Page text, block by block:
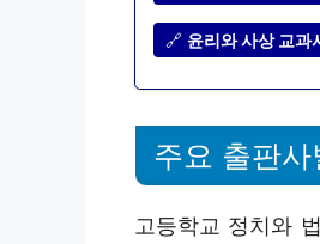
🔗 윤리와 사상 교과
주요 출판사
고등학교 정치와